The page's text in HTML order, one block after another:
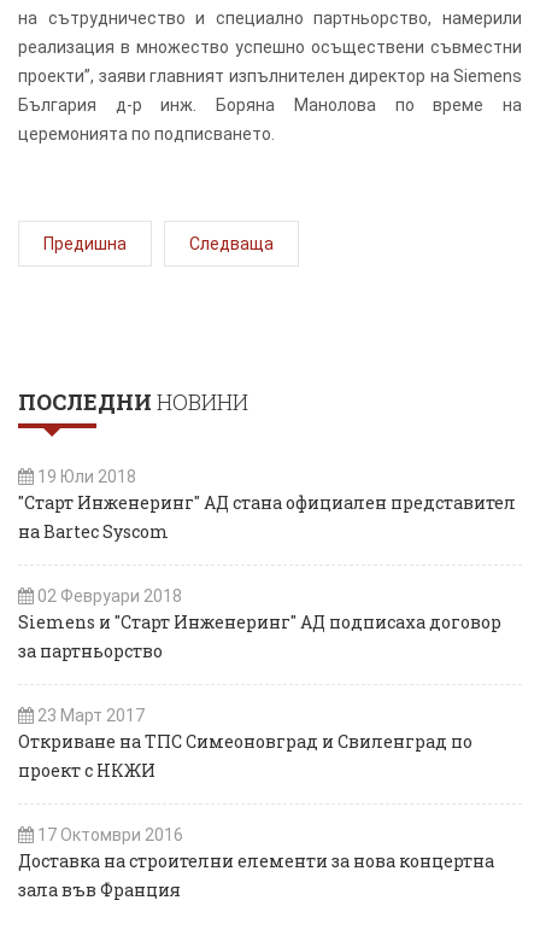
на сътрудничество и специално партньорство, намерили
реализация в множество успешно осъществени съвместни
проекти”, заяви главният изпълнителен директор на Siemens
България д-р инж. Боряна Манолова по време на
церемонията по подписването.
Предишна Следваща
ПОСЛЕДНИ НОВИНИ
19 Юли 2018
"Старт Инженеринг" АД стана официален представител
на Bartec Syscom
02 Февруари 2018
Siemens и "Старт Инженеринг" АД подписаха договор
за партньорство
23 Март 2017
Откриване на ТПС Симеоновград и Свиленград по
проект с НКЖИ
17 Октомври 2016
Доставка на строителни елементи за нова концертна
зала във Франция